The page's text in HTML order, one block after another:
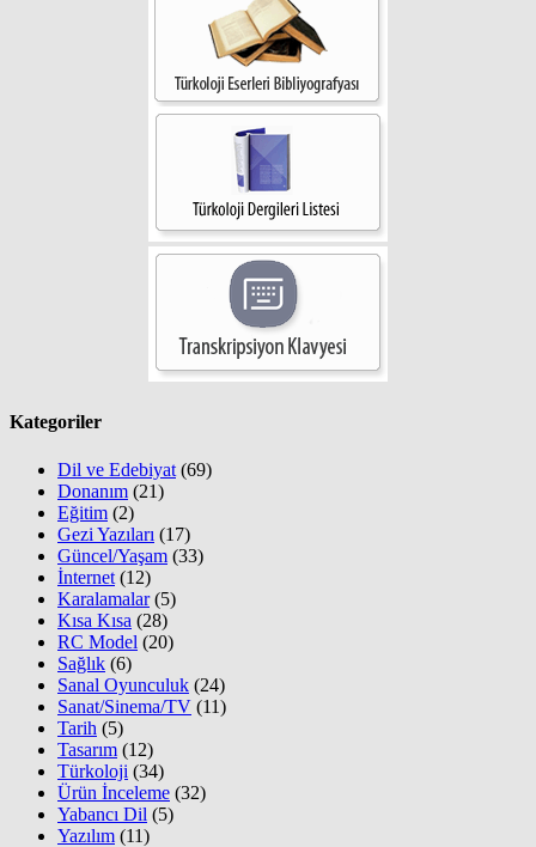
Kategoriler
Dil ve Edebiyat (69)
Donanım (21)
Eğitim (2)
Gezi Yazıları (17)
Güncel/Yaşam (33)
İnternet (12)
Karalamalar(5)
Kısa Kısa (28)
RC Model (20)
Sağlık (6)
Sanal Oyunculuk (24)
Sanat/Sinema/TV (11)
Tarih (5)
Tasarım (12)
Türkoloji (34)
Ürün İnceleme (32)
Yabancı Dil (5)
Yazılım (11)